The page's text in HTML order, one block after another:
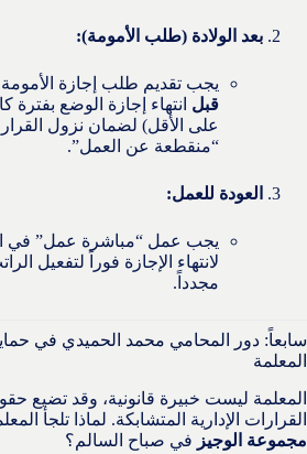
بعد الولادة (طلب الأمومة):
يجب تقديم طلب إجازة الأمومة (الـ 4
قبل انتهاء إجازة الوضع بفترة
على الأقل) لضمان نزول
“منقطعة عن العمل”.
العودة للعمل:
يجب عمل “مباشرة عمل” في
لانتهاء الإجازة فوراً لتفعيل
مجدداً.
سابعاً: دور المحامي محمد الحميدي في
المعلمة
المعلمة ليست خبيرة قانونية، وقد تضيع
القرارات الإدارية المتشابكة. لماذا تلجأ
مجموعة الوجيز في صباح السالم؟